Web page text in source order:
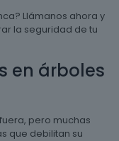
Llámanos ahora y
la seguridad de tu
en árboles
pero muchas
que debilitan su